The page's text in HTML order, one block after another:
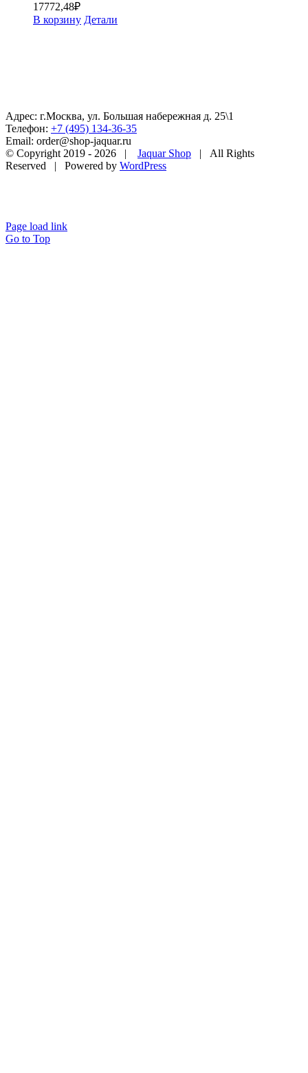
17772,48₽
В корзину Детали
Адрес: г.Москва, ул. Большая набережная д. 25\1
Телефон: +7 (495) 134-36-35
Email: order@shop-jaquar.ru
© Copyright 2019 - 2026 | Jaquar Shop | All Rights
Reserved | Powered by WordPress
Page load link
Go to Top